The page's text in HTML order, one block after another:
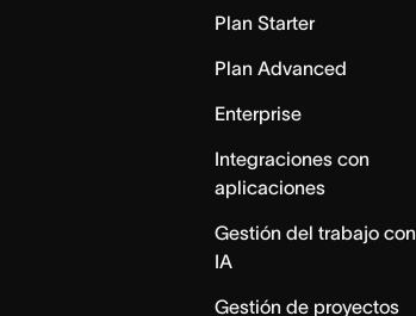
Plan Starter
Plan Advanced
Enterprise
Integraciones con
aplicaciones
Gestión del trabajo con
IA
Gestión de proyectos